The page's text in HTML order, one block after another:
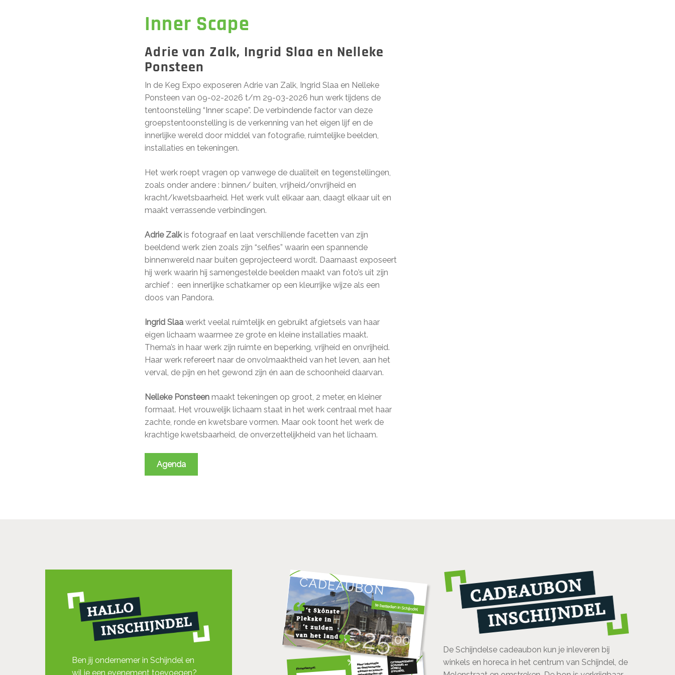
Inner Scape
Adrie van Zalk, Ingrid Slaa en Nelleke
Ponsteen
In de Keg Expo exposeren Adrie van Zalk, Ingrid Slaa en Nelleke
Ponsteen van 09-02-2026 t/m 29-03-2026 hun werk tijdens de
tentoonstelling “Inner scape”. De verbindende factor van deze
groepstentoonstelling is de verkenning van het eigen lijf en de
innerlijke wereld door middel van fotografie, ruimtelijke beelden,
installaties en tekeningen.
Het werk roept vragen op vanwege de dualiteit en tegenstellingen,
zoals onder andere : binnen/ buiten, vrijheid/onvrijheid en
kracht/kwetsbaarheid. Het werk vult elkaar aan, daagt elkaar uit en
maakt verrassende verbindingen.
Adrie Zalkis fotograaf en laat verschillende facetten van zijn
beeldend werk zien zoals zijn “selfies” waarin een spannende
binnenwereld naar buiten geprojecteerd wordt. Daarnaast exposeert
hij werk waarin hij samengestelde beelden maakt van foto’s uit zijn
archief : een innerlijke schatkamer op een kleurrijke wijze als een
doos van Pandora.
Ingrid Slaa werkt veelal ruimtelijk en gebruikt afgietsels van haar
eigen lichaam waarmee ze grote en kleine installaties maakt.
Thema’s in haar werk zijn ruimte en beperking, vrijheid en onvrijheid.
Haar werk refereert naar de onvolmaaktheid van het leven, aan het
verval, de pijn en het gewond zijn én aan de schoonheid daarvan.
Nelleke Ponsteen maakt tekeningen op groot, 2 meter, en kleiner
formaat. Het vrouwelijk lichaam staat in het werk centraal met haar
zachte, ronde en kwetsbare vormen. Maar ook toont het werk de
krachtige kwetsbaarheid, de onverzettelijkheid van het lichaam.
Agenda
Ben jij ondernemer in Schijndel en
wil je een evenement toevoegen?
De Schijndelse cadeaubon kun je inleveren bij
winkels en horeca in het centrum van Schijndel, de